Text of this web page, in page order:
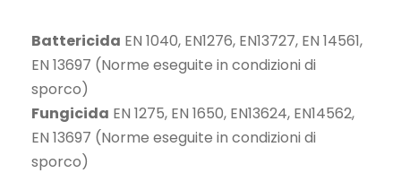
Battericida EN 1040, EN1276, EN13727, EN 14561,
EN 13697 (Norme eseguite in condizioni di
sporco)
Fungicida EN 1275, EN 1650, EN13624, EN14562,
EN 13697 (Norme eseguite in condizioni di
sporco)